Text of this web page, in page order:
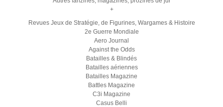
+
Revues Jeux de Stratégie, de Figurines, Wargames & Histoire
2e Guerre Mondiale
Aero Journal
Against the Odds
Batailles & Blindés
Batailles aériennes
Batailles Magazine
Battles Magazine
C3i Magazine
Casus Belli